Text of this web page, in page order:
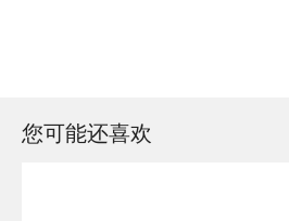
您可能还喜欢